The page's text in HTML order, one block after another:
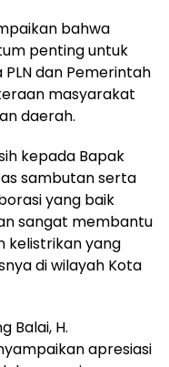
bahwa
penting untuk
dan Pemerintah
masyarakat
daerah.
kepada Bapak
sambutan serta
yang baik
sangat membantu
kelistrikan yang
di wilayah Kota
Balai, H.
apresiasi